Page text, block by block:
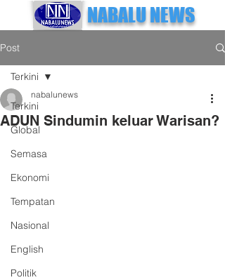
NABALU NEWS
Post
Terkini
Global
Semasa
Ekonomi
Tempatan
Nasional
English
Politik
Terkini
ADUN Sindumin keluar Warisan?
nabalunews